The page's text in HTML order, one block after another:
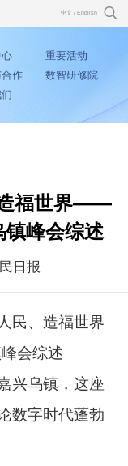
中文 / English
重要活动
作
数智研修院
造福世界——
镇峰会综述
日报
、造福世界
会综述
乌镇，这座
数字时代蓬勃